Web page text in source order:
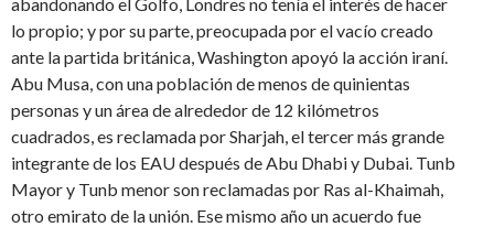
lo propio; y por su parte, preocupada por el vacío creado
ante la partida británica, Washington apoyó la acción iraní.
Abu Musa, con una población de menos de quinientas
personas y un área de alrededor de 12 kilómetros
cuadrados, es reclamada por Sharjah, el tercer más grande
integrante de los EAU después de Abu Dhabi y Dubai. Tunb
Mayor y Tunb menor son reclamadas por Ras al-Khaimah,
otro emirato de la unión. Ese mismo año un acuerdo fue